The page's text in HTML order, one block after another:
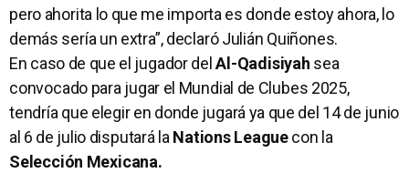
pero ahorita lo que me importa es donde estoy ahora, lo
demás sería un extra”, declaró Julián Quiñones.
En caso de que el jugador delAl-Qadisiyah sea
convocado para jugar el Mundial de Clubes 2025,
tendría que elegir en donde jugará ya que del 14 de junio
al 6 de julio disputará laNations Leaguecon la
Selección Mexicana.